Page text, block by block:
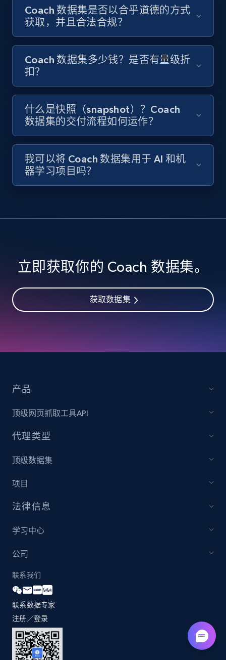
Coach 数据集是否以合乎道德的方式
获取，并且合法合规？
Coach 数据集多少钱？是否有量级折
扣？
什么是快照（snapshot）？Coach
数据集的交付流程如何运作？
我可以将 Coach 数据集用于 AI 和机
器学习项目吗？
立即获取你的 Coach 数据集。
获取数据集
产品
顶级网页抓取工具API
代理类型
顶级数据集
项目
法律信息
学习中心
公司
联系我们
联系数据专家
注册／登录